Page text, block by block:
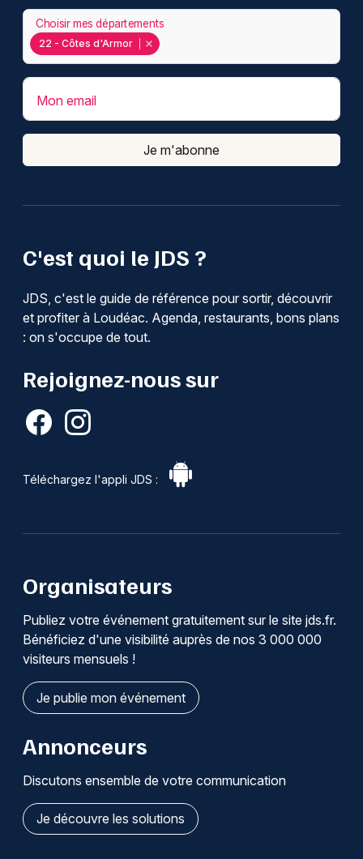
C'est quoi le JDS ?
JDS, c'est le guide de référence pour sortir, découvrir
et profiter à Loudéac. Agenda, restaurants, bons plans
: on s'occupe de tout.
Rejoignez-nous sur
Téléchargez l'appli JDS :
22 - Côtes d'Armor
Choisir mes départements
Mon email
Je m'abonne
Organisateurs
Publiez votre événement gratuitement sur le site jds.fr.
Bénéficiez d'une visibilité auprès de nos 3 000 000
visiteurs mensuels !
Je publie mon événement
Annonceurs
Discutons ensemble de votre communication
Je découvre les solutions